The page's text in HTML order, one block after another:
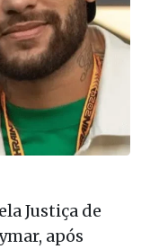
Justiça de
após